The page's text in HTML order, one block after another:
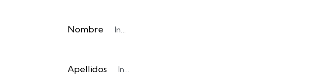
Nombre
Apellidos